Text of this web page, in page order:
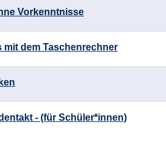
Vorkenntnisse
dem Taschenrechner
- (für Schüler*innen)